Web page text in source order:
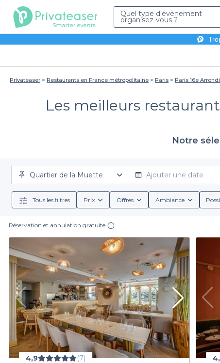
Quel type d'évènement
organisez-vous ?
Privateaser Restaurants en France métropolitaine Paris Paris 16e
Les meilleurs
Notre
Quartier de la Muette Ajouter une date
Tous les filtres Prix Offres Ambiance
Réservation et annulation gratuite
4,9 (7)